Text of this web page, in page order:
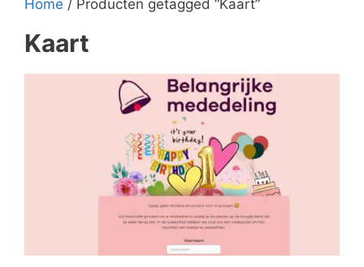
Home / Producten getagged “Kaart”
Kaart